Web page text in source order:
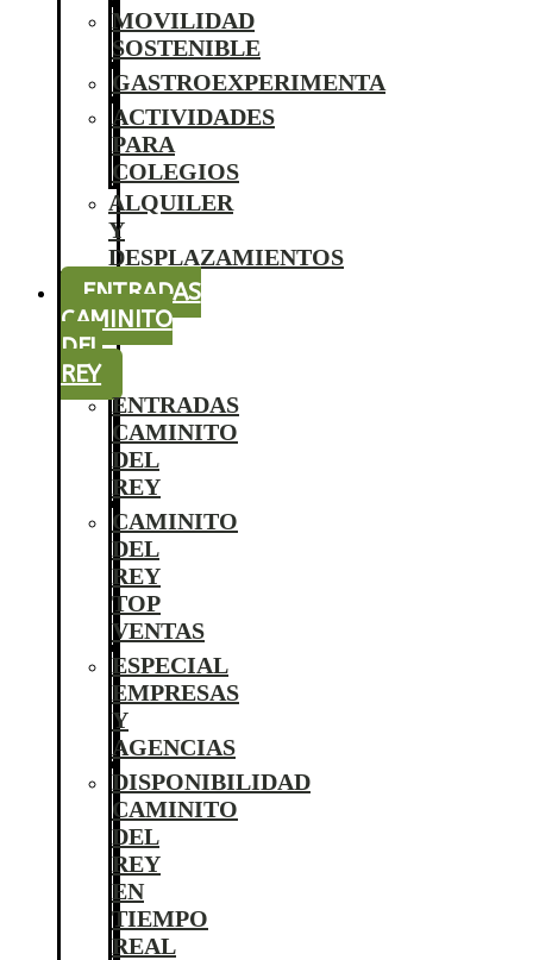
MOVILIDAD
SOSTENIBLE
GASTROEXPERIMENTA
ACTIVIDADES
PARA
COLEGIOS
ALQUILER
Y
DESPLAZAMIENTOS
ENTRADAS
CAMINITO
DEL
REY
ENTRADAS
CAMINITO
DEL
REY
CAMINITO
DEL
REY
TOP
VENTAS
ESPECIAL
EMPRESAS
Y
AGENCIAS
DISPONIBILIDAD
CAMINITO
DEL
REY
EN
TIEMPO
REAL